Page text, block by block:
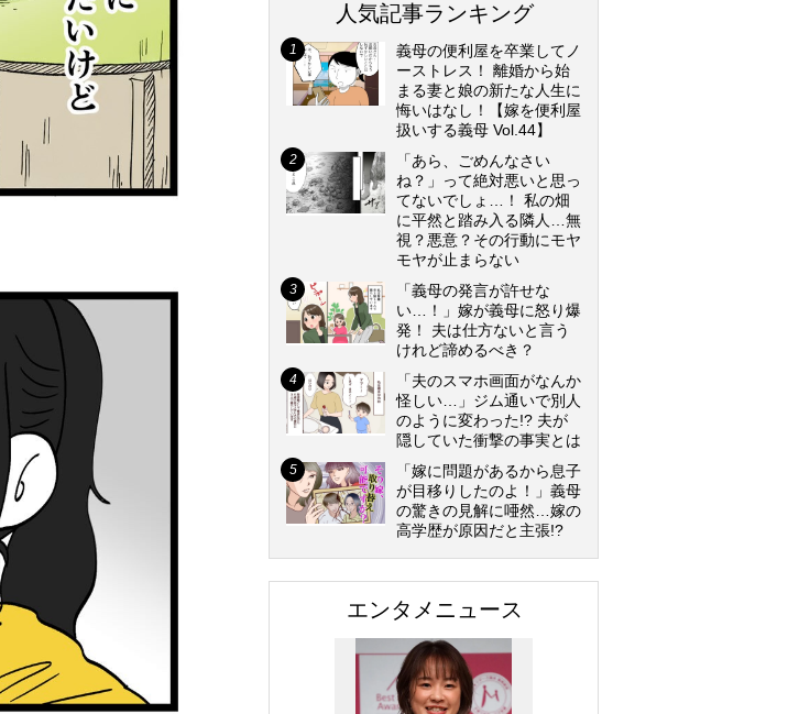
人気記事ランキング
義母の便利屋を卒業してノ
ーストレス！ 離婚から始
まる妻と娘の新たな人生に
悔いはなし！【嫁を便利屋
扱いする義母 Vol.44】
「あら、ごめんなさい
ね？」って絶対悪いと思っ
てないでしょ…！ 私の畑
に平然と踏み入る隣人…無
視？悪意？その行動にモヤ
モヤが止まらない
「義母の発言が許せな
い…！」嫁が義母に怒り爆
発！ 夫は仕方ないと言う
けれど諦めるべき？
「夫のスマホ画面がなんか
怪しい…」ジム通いで別人
のように変わった!? 夫が
隠していた衝撃の事実とは
「嫁に問題があるから息子
が目移りしたのよ！」義母
の驚きの見解に唖然…嫁の
高学歴が原因だと主張!?
エンタメニュース